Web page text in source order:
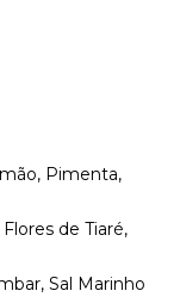
Pimenta,
de Tiaré,
Sal Marinho